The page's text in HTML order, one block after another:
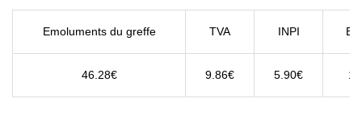
Emoluments du greffe TVA INPI
46.28€ 9.86€ 5.90€